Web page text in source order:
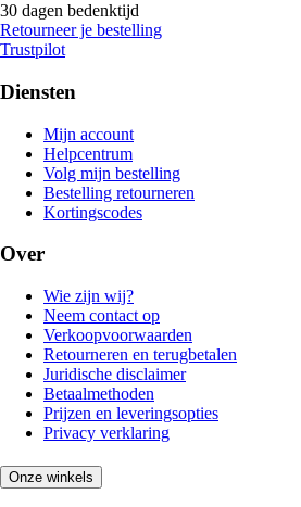
30 dagen bedenktijd
Retourneer je bestelling
Trustpilot
Diensten
Mijn account
Helpcentrum
Volg mijn bestelling
Bestelling retourneren
Kortingscodes
Over
Wie zijn wij?
Neem contact op
Verkoopvoorwaarden
Retourneren en terugbetalen
Juridische disclaimer
Betaalmethoden
Prijzen en leveringsopties
Privacy verklaring
Onze winkels